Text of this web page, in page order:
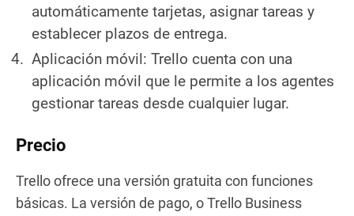
automáticamente tarjetas, asignar tareas y
establecer plazos de entrega.
Aplicación móvil: Trello cuenta con una
aplicación móvil que le permite a los agentes
gestionar tareas desde cualquier lugar.
Precio
Trello ofrece una versión gratuita con funciones
básicas. La versión de pago, o Trello Business